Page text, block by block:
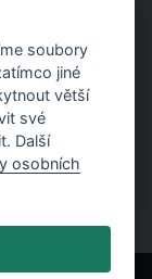
ukázkami
soubory
jiné
větší
své
Další
osobních